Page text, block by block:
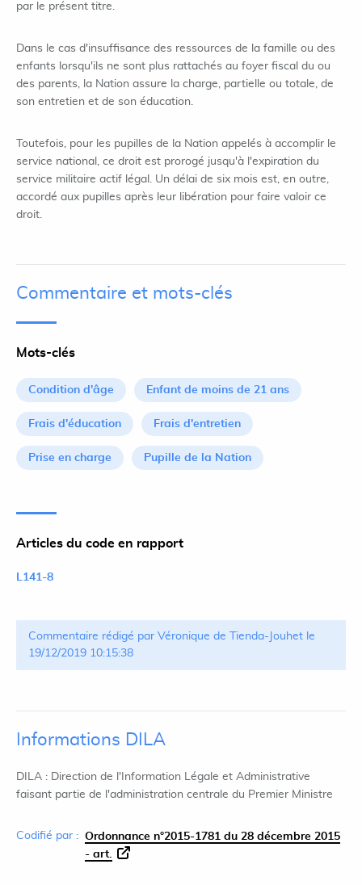
par le présent titre.
Dans le cas d'insuffisance des ressources de la famille ou des
enfants lorsqu'ils ne sont plus rattachés au foyer fiscal du ou
des parents, la Nation assure la charge, partielle ou totale, de
son entretien et de son éducation.
Toutefois, pour les pupilles de la Nation appelés à accomplir le
service national, ce droit est prorogé jusqu'à l'expiration du
service militaire actif légal. Un délai de six mois est, en outre,
accordé aux pupilles après leur libération pour faire valoir ce
droit.
Commentaire et mots-clés
Mots-clés
Condition d'âge Enfant de moins de 21 ans
Frais d'éducation Frais d'entretien
Prise en charge Pupille de la Nation
Articles du code en rapport
L141-8
Commentaire rédigé par Véronique de Tienda-Jouhet le
19/12/2019 10:15:38
Informations DILA
DILA : Direction de l'Information Légale et Administrative
faisant partie de l'administration centrale du Premier Ministre
Codifié par : Ordonnance n°2015-1781 du 28 décembre 2015
- art.